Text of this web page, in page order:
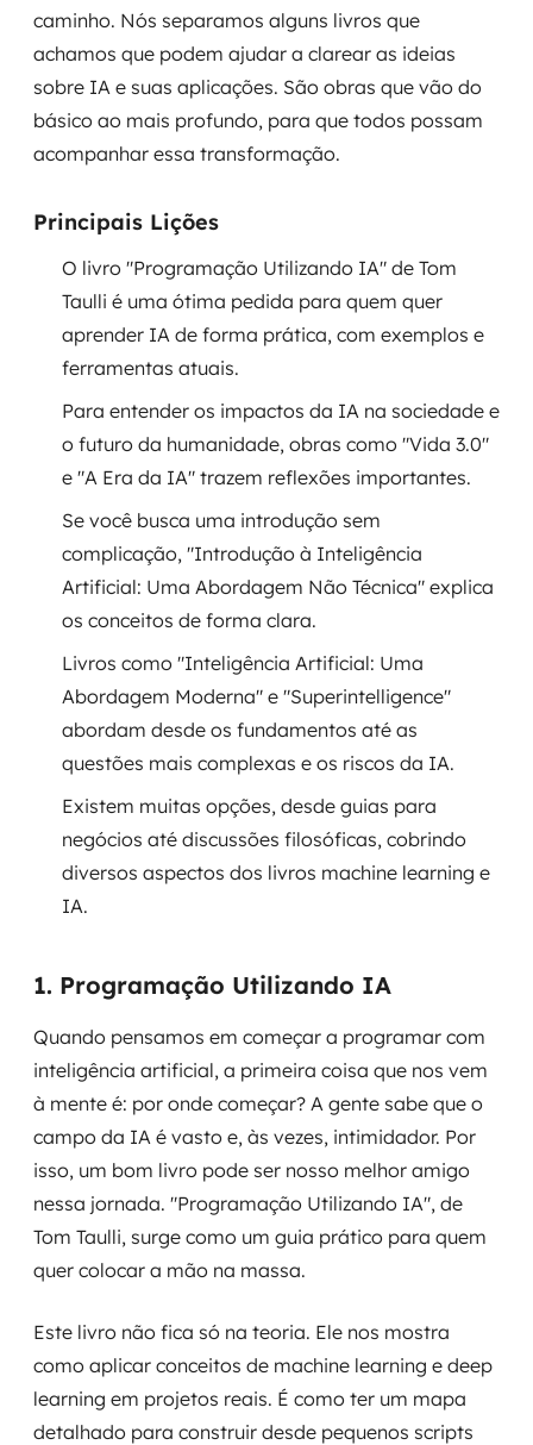
Modernização de aplicações
Desenvolvimento web e mobile
Modernização tecnológica
Transformação digital
UX / UI design
Sustentar operações com eficiência
Sustentação de aplicações
SRE / DevOps
Monitoramento 24x7
FinOps
Gestão de infraestrutura
Escalar com segurança
Pentest
DevSecOps
MSS
Consultoria de segurança
Simulação de Phishing
Segurança de aplicações e Cloud
caminho. Nós separamos alguns livros que
achamos que podem ajudar a clarear as ideias
sobre IA e suas aplicações. São obras que vão do
básico ao mais profundo, para que todos possam
acompanhar essa transformação.
Principais Lições
O livro "Programação Utilizando IA" de Tom
Taulli é uma ótima pedida para quem quer
aprender IA de forma prática, com exemplos e
ferramentas atuais.
Para entender os impactos da IA na sociedade e
o futuro da humanidade, obras como "Vida 3.0"
e "A Era da IA" trazem reflexões importantes.
Se você busca uma introdução sem
complicação, "Introdução à Inteligência
Artificial: Uma Abordagem Não Técnica" explica
os conceitos de forma clara.
Livros como "Inteligência Artificial: Uma
Abordagem Moderna" e "Superintelligence"
abordam desde os fundamentos até as
questões mais complexas e os riscos da IA.
Existem muitas opções, desde guias para
negócios até discussões filosóficas, cobrindo
diversos aspectos dos livros machine learning e
IA.
1. Programação Utilizando IA
Quando pensamos em começar a programar com
inteligência artificial, a primeira coisa que nos vem
à mente é: por onde começar? A gente sabe que o
campo da IA é vasto e, às vezes, intimidador. Por
isso, um bom livro pode ser nosso melhor amigo
nessa jornada. "Programação Utilizando IA", de
Tom Taulli, surge como um guia prático para quem
quer colocar a mão na massa.
Este livro não fica só na teoria. Ele nos mostra
como aplicar conceitos de machine learning e deep
learning em projetos reais. É como ter um mapa
detalhado para construir desde pequenos scripts